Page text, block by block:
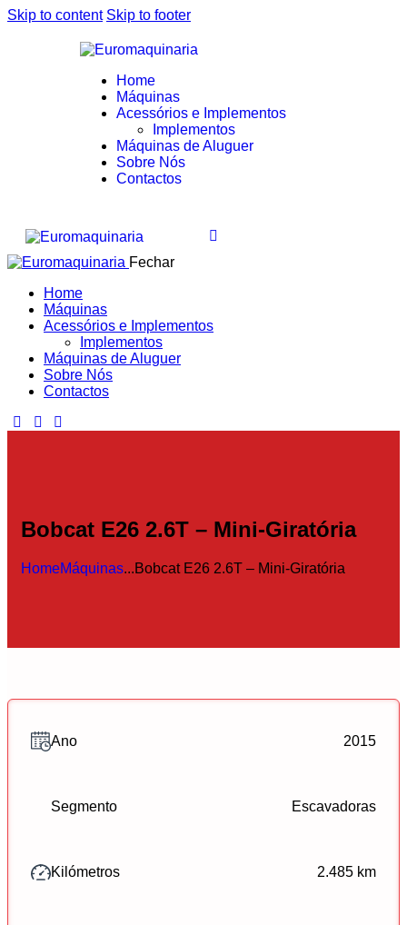
Skip to content Skip to footer
Home
Máquinas
Acessórios e Implementos
Implementos
Máquinas de Aluguer
Sobre Nós
Contactos
Fechar
Home
Máquinas
Acessórios e Implementos
Implementos
Máquinas de Aluguer
Sobre Nós
Contactos
Bobcat E26 2.6T – Mini-Giratória
HomeMáquinas...Bobcat E26 2.6T – Mini-Giratória
Ano 2015
Segmento Escavadoras
Kilómetros 2.485 km